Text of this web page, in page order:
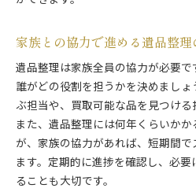
家族との協力で進める遺品整理
遺品整理は家族全員の協力が必要で
誰がどの役割を担うかを決めまし
ぶ担当や、買取可能な品を見つける
また、遺品整理には何年くらいか
が、家族の協力があれば、短期間
ます。定期的に進捗を確認し、必
ることも大切です。